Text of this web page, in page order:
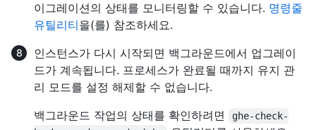
이그레이션의 상태를 모니터링할 수 있습니다. 명령줄
유틸리티을(를) 참조하세요.
인스턴스가 다시 시작되면 백그라운드에서 업그레이
드가 계속됩니다. 프로세스가 완료될 때까지 유지 관
리 모드를 설정 해제할 수 없습니다.
백그라운드 작업의 상태를 확인하려면
ghe-check-